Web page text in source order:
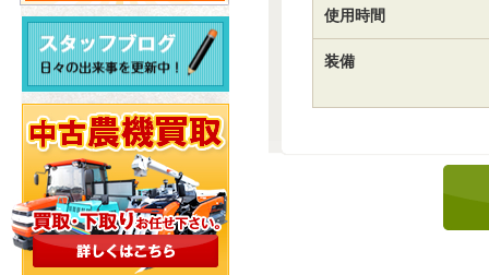
使用時間
装備